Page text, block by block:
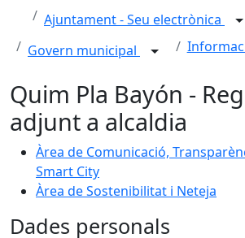
Ajuntament - Seu electrònica
Govern municipal
Quim Pla Bayón -
adjunt a alcaldia
Àrea de Comunicació,
Smart City
Àrea de Sostenibilitat i Neteja
Dades personals